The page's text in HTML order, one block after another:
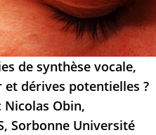
de synthèse vocale,
dérives potentielles ?
Nicolas Obin,
Sorbonne Université